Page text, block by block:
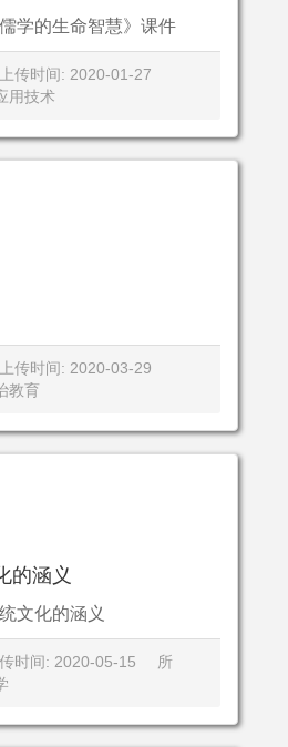
学的生命智慧》课件
上传时间: 2020-01-27
用技术
上传时间: 2020-03-29
教育
的涵义
文化的涵义
传时间: 2020-05-15
所